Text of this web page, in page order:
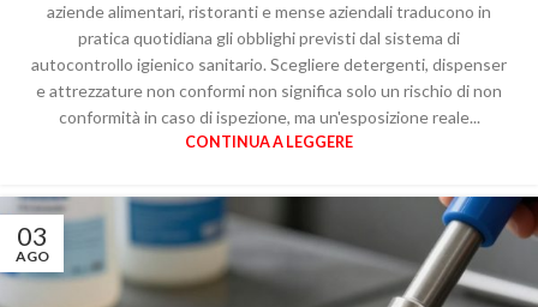
aziende alimentari, ristoranti e mense aziendali traducono in
pratica quotidiana gli obblighi previsti dal sistema di
autocontrollo igienico sanitario. Scegliere detergenti, dispenser
e attrezzature non conformi non significa solo un rischio di non
conformità in caso di ispezione, ma un'esposizione reale...
CONTINUA A LEGGERE
03
AGO